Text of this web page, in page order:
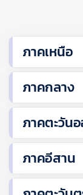
ภาคเหนือ
ภาคกลาง
ภาคตะวัน
ภาคอีสาน